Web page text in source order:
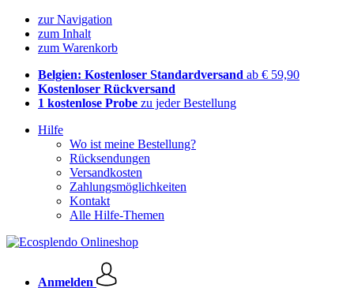
zur Navigation
zum Inhalt
zum Warenkorb
Belgien: Kostenloser Standardversand ab € 59,90
Kostenloser Rückversand
1 kostenlose Probe zu jeder Bestellung
Hilfe
Wo ist meine Bestellung?
Rücksendungen
Versandkosten
Zahlungsmöglichkeiten
Kontakt
Alle Hilfe-Themen
Anmelden